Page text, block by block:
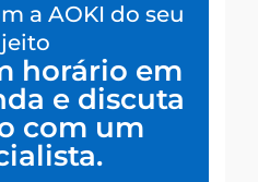
a AOKI do seu
jeito
horário em
e discuta
com um